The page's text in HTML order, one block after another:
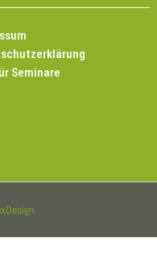
Seminare